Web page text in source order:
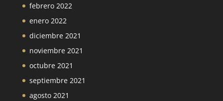
febrero 2022
enero 2022
diciembre 2021
noviembre 2021
octubre 2021
septiembre 2021
agosto 2021